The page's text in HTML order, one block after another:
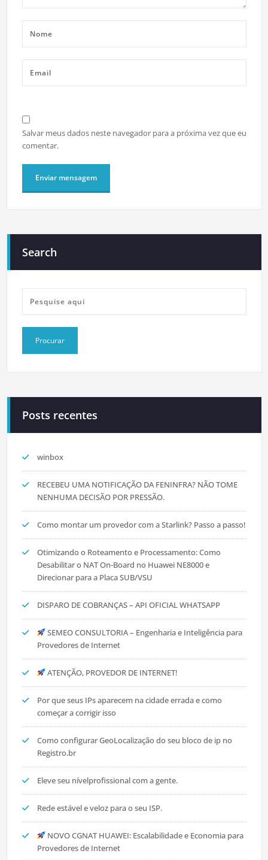
Salvar meus dados neste navegador para a próxima vez que eu
comentar.
Search
Posts recentes
winbox
RECEBEU UMA NOTIFICAÇÃO DA FENINFRA? NÃO TOME
NENHUMA DECISÃO POR PRESSÃO.
Como montar um provedor com a Starlink? Passo a passo!
Otimizando o Roteamento e Processamento: Como
Desabilitar o NAT On-Board no Huawei NE8000 e
Direcionar para a Placa SUB/VSU
DISPARO DE COBRANÇAS – API OFICIAL WHATSAPP
SEMEO CONSULTORIA – Engenharia e Inteligência para
Provedores de Internet
ATENÇÃO, PROVEDOR DE INTERNET!
Por que seus IPs aparecem na cidade errada e como
começar a corrigir isso
Como configurar GeoLocalização do seu bloco de ip no
Registro.br
Eleve seu nívelprofissional com a gente.
Rede estável e veloz para o seu ISP.
NOVO CGNAT HUAWEI: Escalabilidade e Economia para
Provedores de Internet